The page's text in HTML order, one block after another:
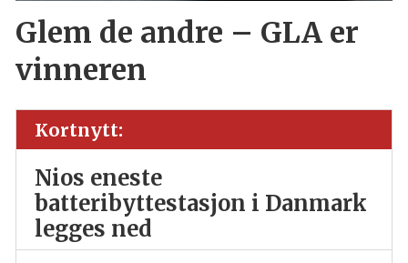
Glem de andre – GLA er
vinneren
Kortnytt:
Nios eneste
batteribyttestasjon i Danmark
legges ned